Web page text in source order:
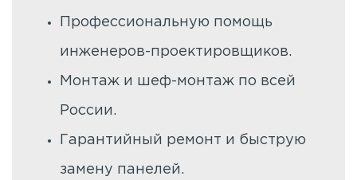
Профессиональную помощь
инженеров-проектировщиков.
Монтаж и шеф-монтаж по всей
России.
Гарантийный ремонт и быструю
замену панелей.